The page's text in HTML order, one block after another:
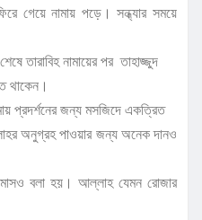
গেয়ে নামায় পড়ে। সন্ধ্যার সময়ে
তারাবিহ নামায়ের পর তাহাজ্জুদ
থাকেন।
প্রদর্শনের জন্য মসজিদে একত্রিত
অনুগ্রহ পাওয়ার জন্য অনেক দানও
বলা হয়। আল্লাহ যেমন রোজার